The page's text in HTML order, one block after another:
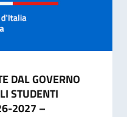
DAL GOVERNO
STUDENTI
2027 –